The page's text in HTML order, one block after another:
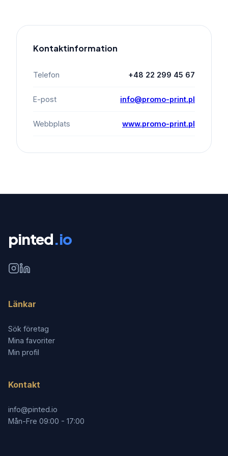
Kontaktinformation
Telefon +48 22 299 45 67
E-post info@promo-print.pl
Webbplats www.promo-print.pl
pinted.io
Länkar
Sök företag
Mina favoriter
Min profil
Kontakt
info@pinted.io
Mån-Fre 09:00 - 17:00